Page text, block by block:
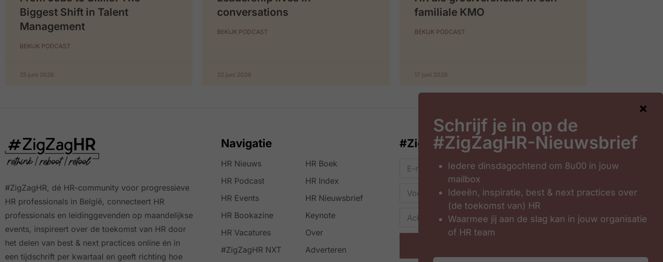
Biggest Shift in Talent
Management
BEKIJK PODCAST
25 juni 2026
conversations
BEKIJK PODCAST
22 juni 2026
familiale KMO
BEKIJK PODCAST
17 juni 2026
#ZigZagHR, dé HR-community voor progressieve
HR professionals in België, connecteert HR
professionals en leidinggevenden op maandelijkse
events, inspireert over de toekomst van HR door
het delen van best & next practices online én in
een tijdschrift per kwartaal en geeft richting hoe
Navigatie
HR Nieuws
HR Podcast
HR Events
HR Bookazine
HR Vacatures
#ZigZagHR NXT
HR Boek
HR Index
HR Nieuwsbrief
Keynote
Over
Adverteren
#ZigZagHR-Nieuwsbrief
Schrijf je in op de
#ZigZagHR-Nieuwsbrief
Iedere dinsdagochtend om 8u00 in jouw
mailbox
Ideeën, inspiratie, best & next practices over
(de toekomst van) HR
Waarmee jij aan de slag kan in jouw organisatie
of HR team